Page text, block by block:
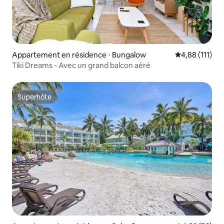
Appartement en résidence ⋅ Bungalow Évaluation
4,88 (111)
Tiki Dreams - Avec un grand balcon aéré
Superhôte
Superhôte